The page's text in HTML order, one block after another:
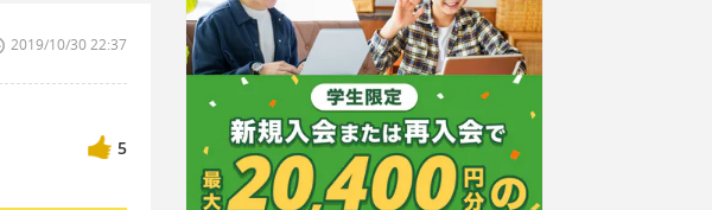
2019/10/30 22:37
5